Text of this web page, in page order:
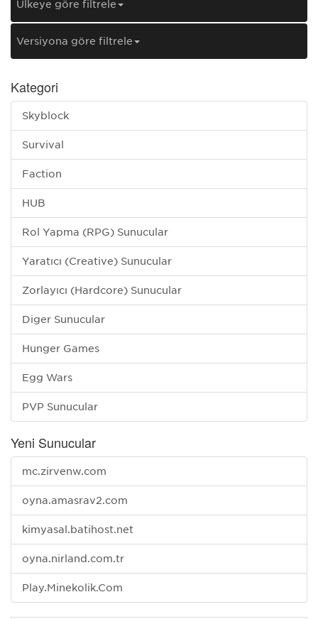
Ülkeye göre filtrele
Versiyona göre filtrele
Kategori
Skyblock
Survival
Faction
HUB
Rol Yapma (RPG) Sunucular
Yaratıcı (Creative) Sunucular
Zorlayıcı (Hardcore) Sunucular
Diğer Sunucular
Hunger Games
Egg Wars
PVP Sunucular
Yeni Sunucular
mc.zirvenw.com
oyna.amasrav2.com
kimyasal.batihost.net
oyna.nirland.com.tr
Play.Minekolik.Com